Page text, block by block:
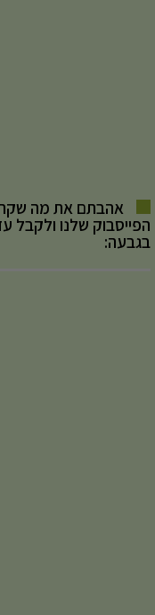
אהבתם את מה
הפייסבוק שלנו ולקבל
בגבעה: